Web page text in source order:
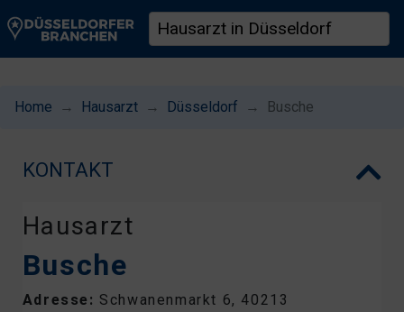
Home Hausarzt Düsseldorf Busche
KONTAKT
Hausarzt
Busche
Adresse: Schwanenmarkt 6, 40213